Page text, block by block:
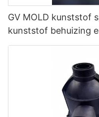
GV MOLD kunststof
kunststof behuizing